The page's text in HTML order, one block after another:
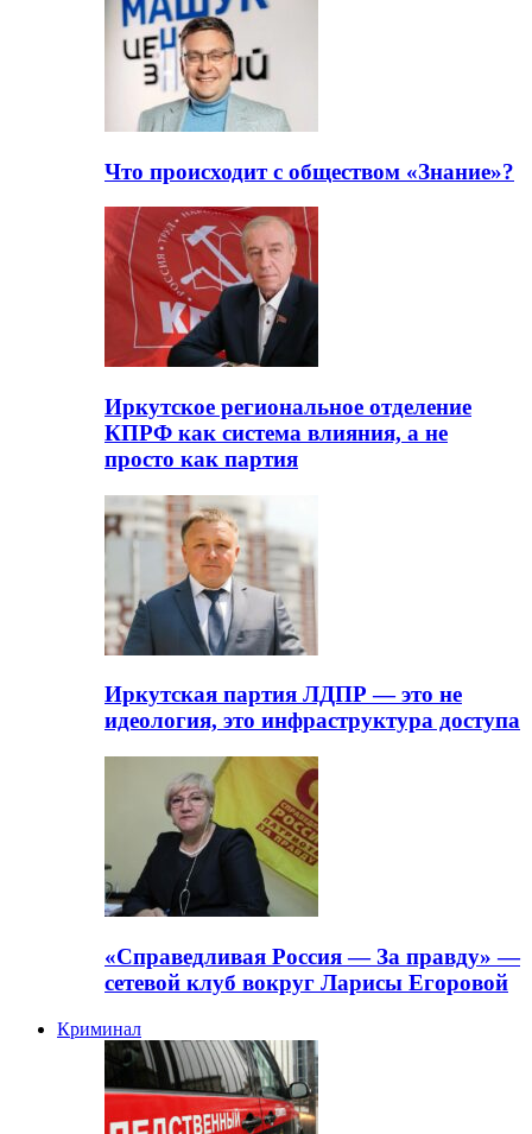
Что происходит с обществом «Знание»?
Иркутское региональное отделение
КПРФ как система влияния, а не
просто как партия
Иркутская партия ЛДПР — это не
идеология, это инфраструктура доступа
«Справедливая Россия — За правду» —
сетевой клуб вокруг Ларисы Егоровой
Криминал